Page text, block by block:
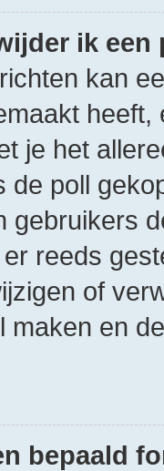
ik een
kan
je het
de poll
gebruikers
reeds
of
maken en
bepaald